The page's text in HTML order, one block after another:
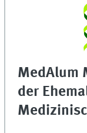
MedAlum
der